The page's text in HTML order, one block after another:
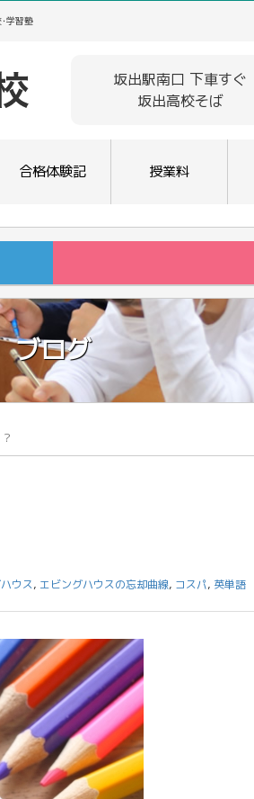
学習塾
坂出駅南口 下車すぐ
坂出高校そば
合格体験記 授業料
ブログ
ウス, エビングハウスの忘却曲線, コスパ, 英単語